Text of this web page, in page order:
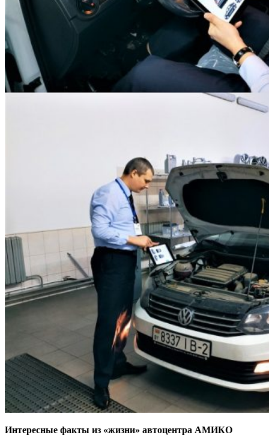
Интересные факты из «жизни» автоцентра АМИКО